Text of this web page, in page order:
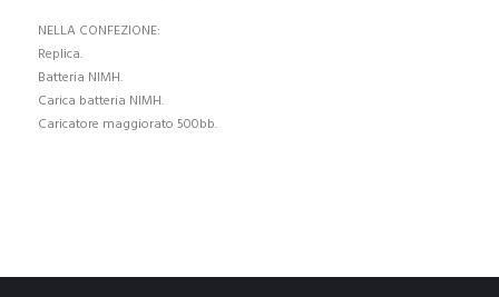
NELLA CONFEZIONE:
Replica.
Batteria NIMH.
Carica batteria NIMH.
Caricatore maggiorato 500bb.